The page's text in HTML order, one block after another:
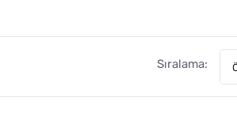
Sıralama: